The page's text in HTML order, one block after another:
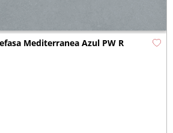
Mediterranea Azul PW R